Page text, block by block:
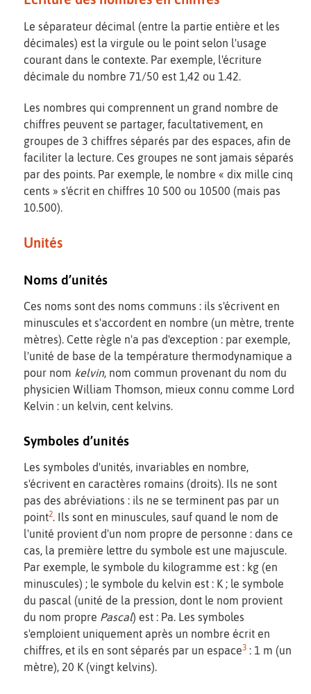
Le séparateur décimal (entre la partie entière et les
décimales) est la virgule ou le point selon l'usage
courant dans le contexte. Par exemple, l'écriture
décimale du nombre 71/50 est 1,42 ou 1.42.
Les nombres qui comprennent un grand nombre de
chiffres peuvent se partager, facultativement, en
groupes de 3 chiffres séparés par des espaces, afin de
faciliter la lecture. Ces groupes ne sont jamais séparés
par des points. Par exemple, le nombre « dix mille cinq
cents » s'écrit en chiffres 10 500 ou 10500 (mais pas
10.500).
Unités
Noms d’unités
Ces noms sont des noms communs : ils s'écrivent en
minuscules et s'accordent en nombre (un mètre, trente
mètres). Cette règle n'a pas d'exception : par exemple,
l'unité de base de la température thermodynamique a
pour nom kelvin, nom commun provenant du nom du
physicien William Thomson, mieux connu comme Lord
Kelvin : un kelvin, cent kelvins.
Symboles d’unités
Les symboles d'unités, invariables en nombre,
s'écrivent en caractères romains (droits). Ils ne sont
pas des abréviations : ils ne se terminent pas par un
point2 . Ils sont en minuscules, sauf quand le nom de
l'unité provient d'un nom propre de personne : dans ce
cas, la première lettre du symbole est une majuscule.
Par exemple, le symbole du kilogramme est : kg (en
minuscules) ; le symbole du kelvin est : K ; le symbole
du pascal (unité de la pression, dont le nom provient
du nom propre Pascal) est : Pa. Les symboles
s'emploient uniquement après un nombre écrit en
chiffres, et ils en sont séparés par un espace3 : 1 m (un
mètre), 20 K (vingt kelvins).